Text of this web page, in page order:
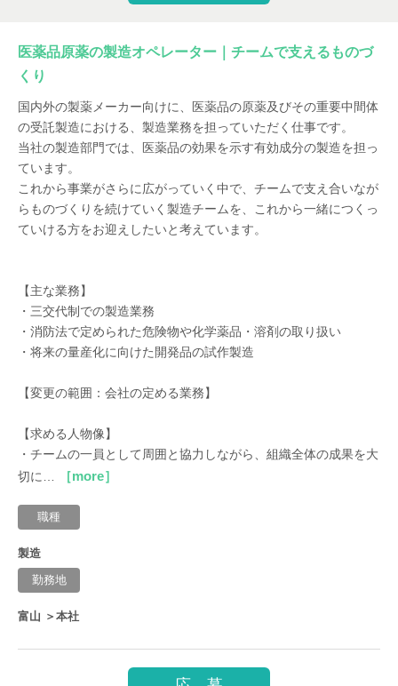
医薬品原薬の製造オペレーター｜チームで支えるものづ
くり
国内外の製薬メーカー向けに、医薬品の原薬及びその重要中間体
の受託製造における、製造業務を担っていただく仕事です。
当社の製造部門では、医薬品の効果を示す有効成分の製造を担っ
ています。
これから事業がさらに広がっていく中で、チームで支え合いなが
らものづくりを続けていく製造チームを、これから一緒につくっ
ていける方をお迎えしたいと考えています。
【主な業務】
・三交代制での製造業務
・消防法で定められた危険物や化学薬品・溶剤の取り扱い
・将来の量産化に向けた開発品の試作製造
【変更の範囲：会社の定める業務】
【求める人物像】
・チームの一員として周囲と協力しながら、組織全体の成果を大
切に…
［more］
職種
製造
勤務地
富山 ＞本社